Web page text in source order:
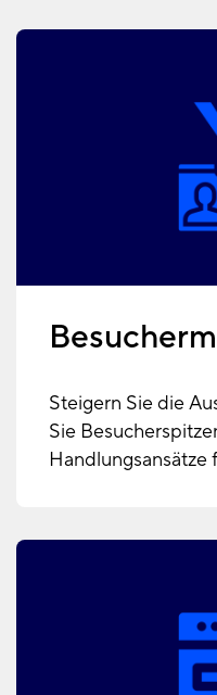
Steigern Sie die
Sie
Handlungsansätze